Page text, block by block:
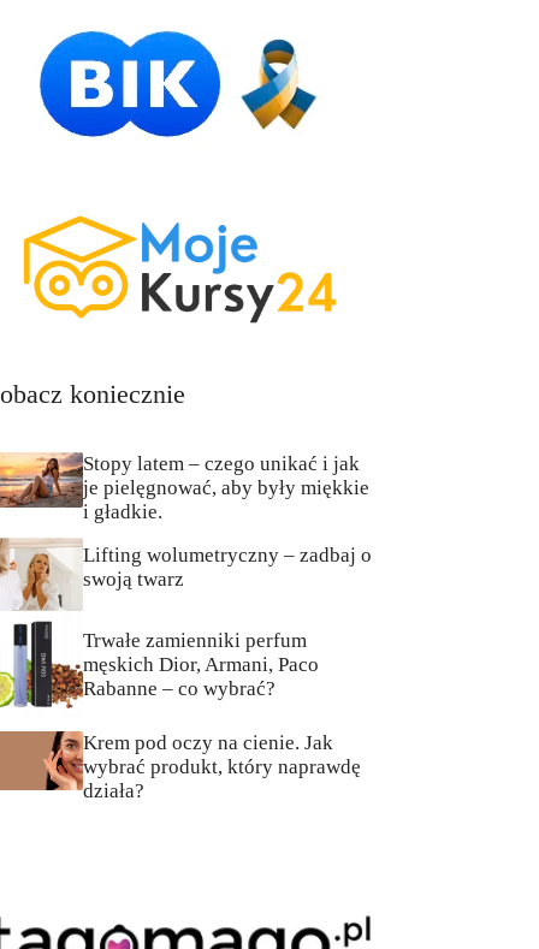
koniecznie
Stopy latem – czego unikać i jak
je pielęgnować, aby były miękkie
i gładkie.
Lifting wolumetryczny – zadbaj o
swoją twarz
Trwałe zamienniki perfum
męskich Dior, Armani, Paco
Rabanne – co wybrać?
Krem pod oczy na cienie. Jak
wybrać produkt, który naprawdę
działa?